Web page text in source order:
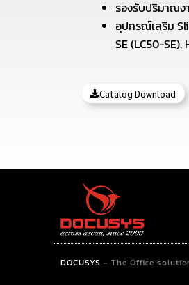
รองรับปริมาณง
อุปกรณ์เสริม
SE (LC50-SE),
Catalog Download
DOCUSYS – The Office